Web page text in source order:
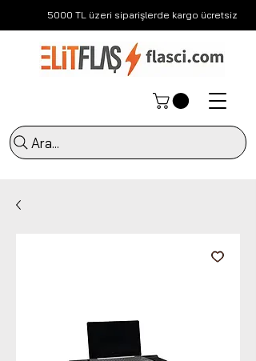
5000 TL üzeri siparişlerde kargo ücretsiz
Ara...